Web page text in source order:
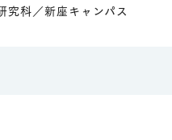
究科／新座キャンパス